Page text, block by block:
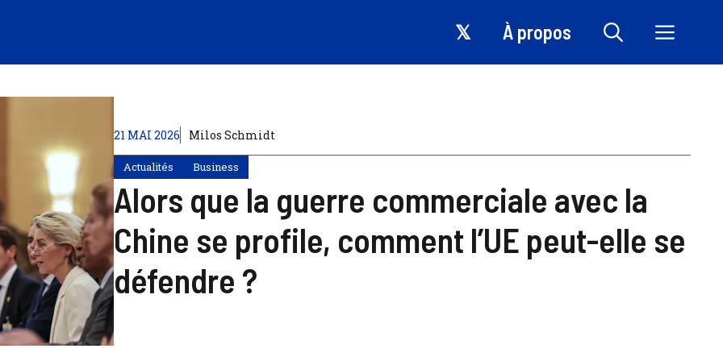
𝕏 À propos
21 MAI 2026 Milos Schmidt
Actualités Business
Alors que la guerre commerciale avec la
Chine se profile, comment l’UE peut-elle se
défendre ?